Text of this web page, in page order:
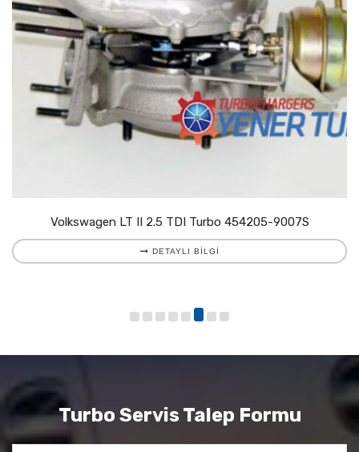
Volkswagen LT II 2.5 TDI Turbo 454205-9007S
DETAYLI BILGI
Turbo Servis Talep Formu